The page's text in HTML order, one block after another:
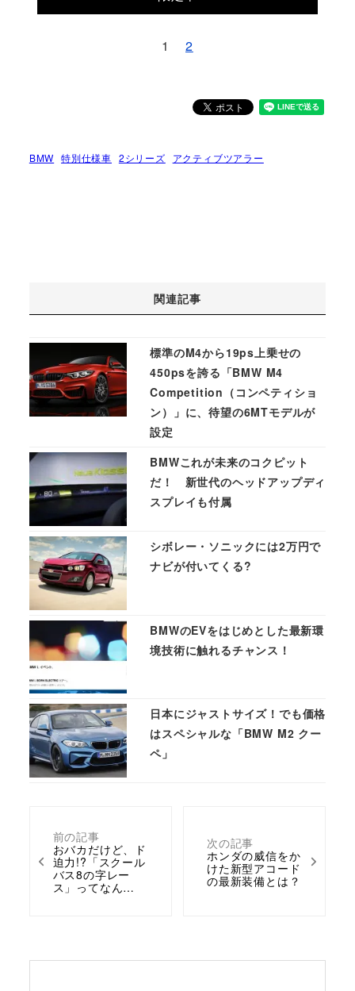
1 2
BMW 特別仕様車 2シリーズ アクティブツアラー
前の記事
おバカだけど、ド
迫力!?「スクール
バス8の字レー
ス」ってなん…
次の記事
ホンダの威信をか
けた新型アコード
の最新装備とは？
関連記事
標準のM4から19ps上乗せの
450psを誇る「BMW M4
Competition（コンペティショ
ン）」に、待望の6MTモデルが
設定
BMWこれが未来のコクピット
だ！ 新世代のヘッドアップディ
スプレイも付属
シボレー・ソニックには2万円で
ナビが付いてくる?
BMWのEVをはじめとした最新環
境技術に触れるチャンス！
日本にジャストサイズ！でも価格
はスペシャルな「BMW M2 クー
ペ」